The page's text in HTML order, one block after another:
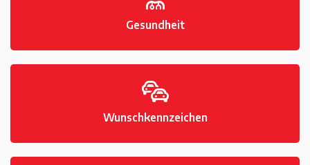
Gesundheit
Wunschkennzeichen